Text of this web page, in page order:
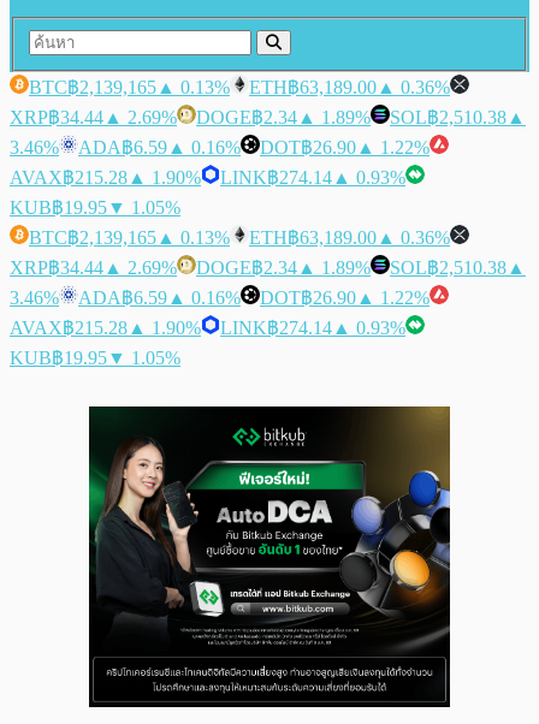
BTC฿2,139,165 ▲ 0.13% ETH฿63,189.00 ▲ 0.36%
XRP฿34.44 ▲ 2.69% DOGE฿2.34 ▲ 1.89% SOL฿2,510.38 ▲
3.46%
ADA฿6.59 ▲ 0.16% DOT฿26.90 ▲ 1.22%
AVAX฿215.28 ▲ 1.90% LINK฿274.14 ▲ 0.93%
KUB฿19.95▼ 1.05%
BTC฿2,139,165 ▲ 0.13% ETH฿63,189.00 ▲ 0.36%
XRP฿34.44 ▲ 2.69% DOGE฿2.34 ▲ 1.89% SOL฿2,510.38 ▲
3.46%
ADA฿6.59 ▲ 0.16% DOT฿26.90 ▲ 1.22%
AVAX฿215.28 ▲ 1.90% LINK฿274.14 ▲ 0.93%
KUB฿19.95▼ 1.05%